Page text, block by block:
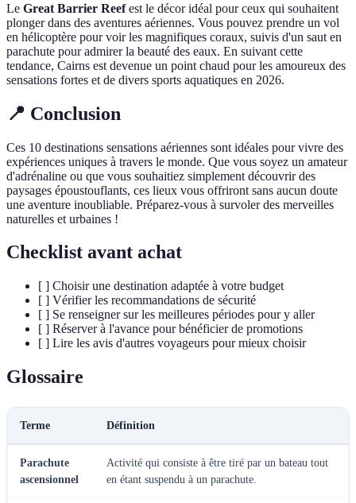
Le Great Barrier Reefest le décor idéal pour ceux qui souhaitent
plonger dans des aventures aériennes. Vous pouvez prendre un vol
en hélicoptère pour voir les magnifiques coraux, suivis d'un saut en
parachute pour admirer la beauté des eaux. En suivant cette
tendance, Cairns est devenue un point chaud pour les amoureux des
sensations fortes et de divers sports aquatiques en 2026.
📍 Conclusion
Ces 10 destinations sensations aériennes sont idéales pour vivre des
expériences uniques à travers le monde. Que vous soyez un amateur
d'adrénaline ou que vous souhaitiez simplement découvrir des
paysages époustouflants, ces lieux vous offriront sans aucun doute
une aventure inoubliable. Préparez-vous à survoler des merveilles
naturelles et urbaines !
Checklist avant achat
[ ] Choisir une destination adaptée à votre budget
[ ] Vérifier les recommandations de sécurité
[ ] Se renseigner sur les meilleures périodes pour y aller
[ ] Réserver à l'avance pour bénéficier de promotions
[ ] Lire les avis d'autres voyageurs pour mieux choisir
Glossaire
Terme Définition
Parachute
ascensionnel
Activité qui consiste à être tiré par un bateau tout
en étant suspendu à un parachute.